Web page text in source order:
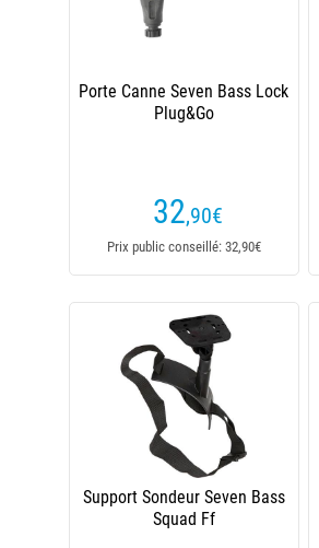
Porte Canne Seven Bass Lock
Plug&Go
32,90€
Prix public conseillé: 32,90€
Support Sondeur Seven Bass
Squad Ff